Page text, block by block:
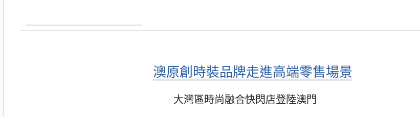
澳原創時裝品牌走進高端零售場景
大灣區時尚融合快閃店登陸澳門